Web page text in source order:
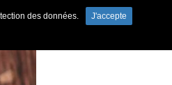
des données.
J'accepte